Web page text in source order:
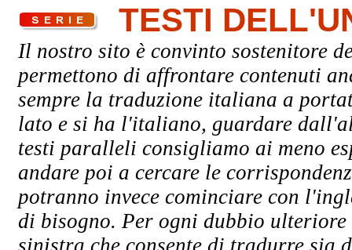
TESTI
Il nostro sito è convinto sostenitore
permettono di affrontare contenuti
sempre la traduzione italiana a
lato e si ha l'italiano, guardare
testi paralleli consigliamo ai meno
andare poi a cercare le
potranno invece cominciare con
di bisogno. Per ogni dubbio
sinistra che consente di tradurre